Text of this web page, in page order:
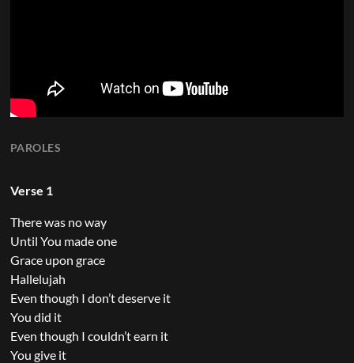
PAROLES
Verse 1
There was no way
Until You made one
Grace upon grace
Hallelujah
Even though I don’t deserve it
You did it
Even though I couldn’t earn it
You give it